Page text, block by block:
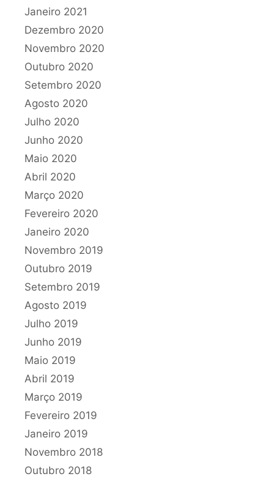
Janeiro 2021
Dezembro 2020
Novembro 2020
Outubro 2020
Setembro 2020
Agosto 2020
Julho 2020
Junho 2020
Maio 2020
Abril 2020
Março 2020
Fevereiro 2020
Janeiro 2020
Novembro 2019
Outubro 2019
Setembro 2019
Agosto 2019
Julho 2019
Junho 2019
Maio 2019
Abril 2019
Março 2019
Fevereiro 2019
Janeiro 2019
Novembro 2018
Outubro 2018